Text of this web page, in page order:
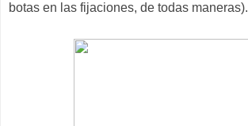
botas en las fijaciones, de todas maneras).